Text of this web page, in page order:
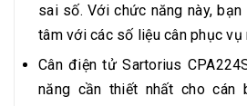
sai số. Với chức năng này,
tâm với các số liệu cân phục vụ
Cân điện tử Sartorius
năng cần thiết nhất cho cán